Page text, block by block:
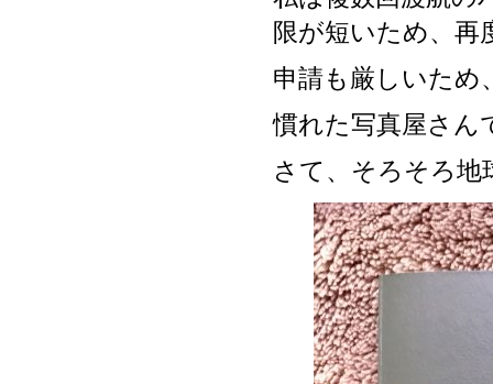
限が短いため、
申請も厳しいため
慣れた写真屋さん
さて、そろそろ地